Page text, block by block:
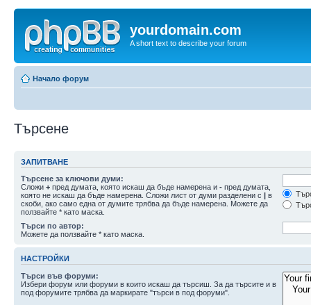
yourdomain.com
A short text to describe your forum
Начало форум
Търсене
ЗАПИТВАНЕ
Търсене за ключови думи:
Сложи + пред думата, която искаш да бъде намерена и - пред думата,
която не искаш да бъде намерена. Сложи лист от думи разделени с | в
скоби, ако само една от думите трябва да бъде намерена. Можете да
ползвайте * като маска.
Търси по автор:
Можете да ползвайте * като маска.
НАСТРОЙКИ
Търси във форуми:
Избери форум или форуми в които искаш да търсиш. За да търсите и в
под форумите трябва да маркирате "търси в под форуми".